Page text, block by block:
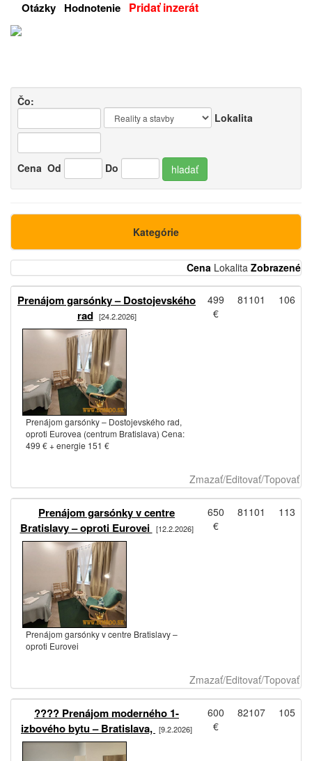
Otázky Hodnotenie Pridať inzerát
Čo:
Lokalita
Cena Od Do hladať
Kategórie
Cena Lokalita Zobrazené
Prenájom garsónky – Dostojevského
rad [24.2.2026]
Prenájom garsónky – Dostojevského rad,
oproti Eurovea (centrum Bratislava) Cena:
499 € + energie 151 €
499
€
81101 106
Zmazať/Editovať/Topovať
Prenájom garsónky v centre
Bratislavy – oproti Eurovei [12.2.2026]
Prenájom garsónky v centre Bratislavy –
oproti Eurovei
650
€
81101 113
Zmazať/Editovať/Topovať
???? Prenájom moderného 1-
izbového bytu – Bratislava, [9.2.2026]
600
€
82107 105